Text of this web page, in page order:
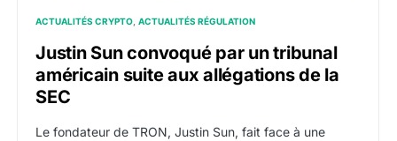
ACTUALITÉS CRYPTO ACTUALITÉS RÉGULATION
Justin Sun convoqué par un tribunal
américain suite aux allégations de la
SEC
Le fondateur de TRON, Justin Sun, fait face à une